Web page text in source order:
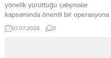
yönelik yürüttüğü çalışmalar
kapsamında önemli bir operasyona
daha imza attı. Sarıkaya, Sorgun,
Merkez ve Akdağmadeni İlçe
07.07.2026 0